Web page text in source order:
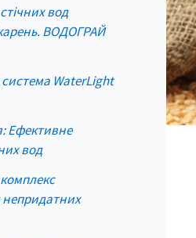
вод
ВОДОГРАЙ
WaterLight
Ефективне
вод